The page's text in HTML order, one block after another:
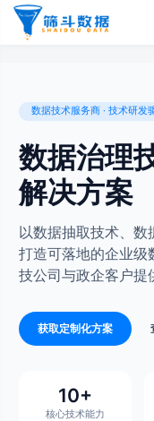
数据技术服务商 · 技术研发
数据治理
解决方案
以数据抽取技术、数
打造可落地的企业级
技公司与政企客户提
获取定制化方案
10+
核心技术能力